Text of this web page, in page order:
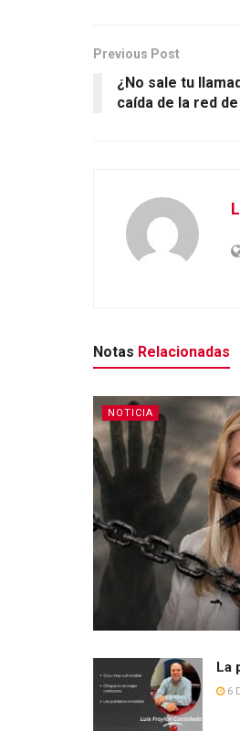
Previous Post
¿No sale tu
caída de la red
Notas Relacionadas
NOTICIA
La
6